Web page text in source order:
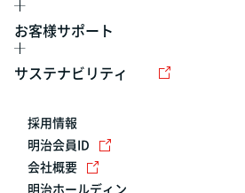
お客様サポート
サステナビリティ
採用情報
明治会員ID
会社概要
明治ホールディン